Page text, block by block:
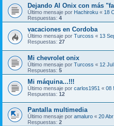
Dejando Al Onix con más
Último mensaje por Hachiroku « 18
Respuestas: 4
vacaciones en Cordoba
Último mensaje por Turcoss « 13
Respuestas: 27
Mi chevrolet onix
Último mensaje por Turcoss « 12
Respuestas: 5
Mi máquina...!!!
Último mensaje por carlos1951 « 08
Respuestas: 12
Pantalla multimedia
Último mensaje por amaluro « 20
Respuestas: 2